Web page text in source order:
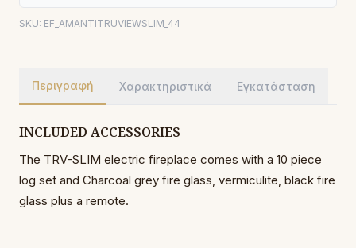
SKU: EF_AMANTITRUVIEWSLIM_44
Περιγραφή Χαρακτηριστικά Εγκατάσταση
INCLUDED ACCESSORIES
The TRV-SLIM electric fireplace comes with a 10 piece
log set and Charcoal grey fire glass, vermiculite, black fire
glass plus a remote.